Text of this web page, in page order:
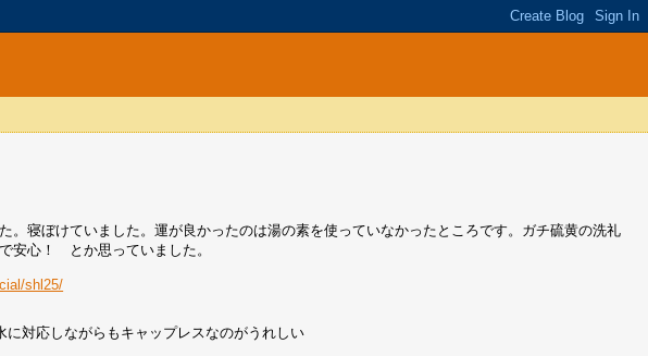
。寝ぼけていました。運が良かったのは湯の素を使っていなかったところです。ガチ硫黄の洗礼
安心！ とか思っていました。
shl25/
対応しながらもキャップレスなのがうれしい